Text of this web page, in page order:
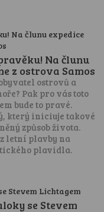
Na člunu
z ostrova Samos
ostrovů a
Pak pro vás toto
bude to pravé.
který iniciuje takové
způsob života.
letní plavby na
plavidla.
se Stevem